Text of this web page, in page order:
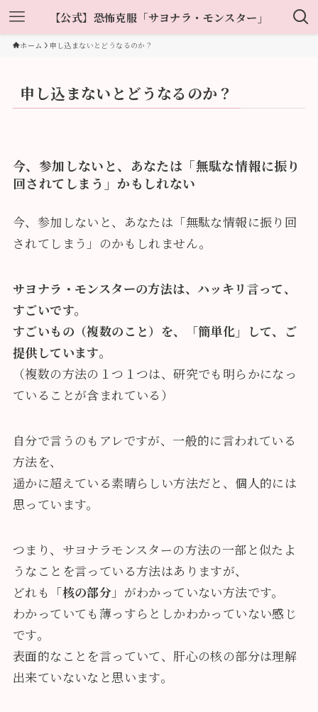
【公式】恐怖克服「サヨナラ・モンスター」
ホーム 申し込まないとどうなるのか？
申し込まないとどうなるのか？
今、参加しないと、あなたは「無駄な情報に振り
回されてしまう」かもしれない
今、参加しないと、あなたは「無駄な情報に振り回
されてしまう」のかもしれません。
サヨナラ・モンスターの方法は、ハッキリ言って、
すごいです。
すごいもの（複数のこと）を、「簡単化」して、ご
提供しています。
（複数の方法の１つ１つは、研究でも明らかになっ
ていることが含まれている）
自分で言うのもアレですが、一般的に言われている
方法を、
遥かに超えている素晴らしい方法だと、個人的には
思っています。
つまり、サヨナラモンスターの方法の一部と似たよ
うなことを言っている方法はありますが、
どれも「核の部分 」がわかっていない方法です。
わかっていても薄っすらとしかわかっていない感じ
です。
表面的なことを言っていて、肝心の核の部分は理解
出来ていないなと思います。